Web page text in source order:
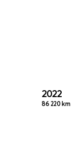
2022
86 220 km